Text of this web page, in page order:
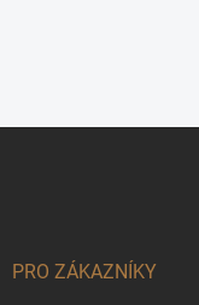
PRO ZÁKAZNÍKY